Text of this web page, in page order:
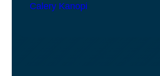
Calery Kanopi